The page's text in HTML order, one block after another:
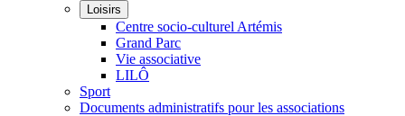
Loisirs
Centre socio-culturel Artémis
Grand Parc
Vie associative
LILÔ
Sport
Documents administratifs pour les associations